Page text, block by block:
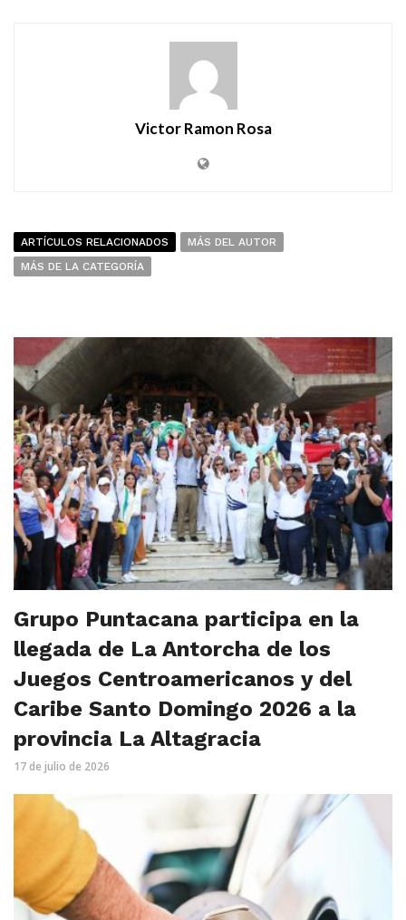
Victor Ramon Rosa
ARTÍCULOS RELACIONADOS
MÁS DEL AUTOR
MÁS DE LA CATEGORÍA
Grupo Puntacana participa en la
llegada de La Antorcha de los
Juegos Centroamericanos y del
Caribe Santo Domingo 2026 a la
provincia La Altagracia
17 de julio de 2026